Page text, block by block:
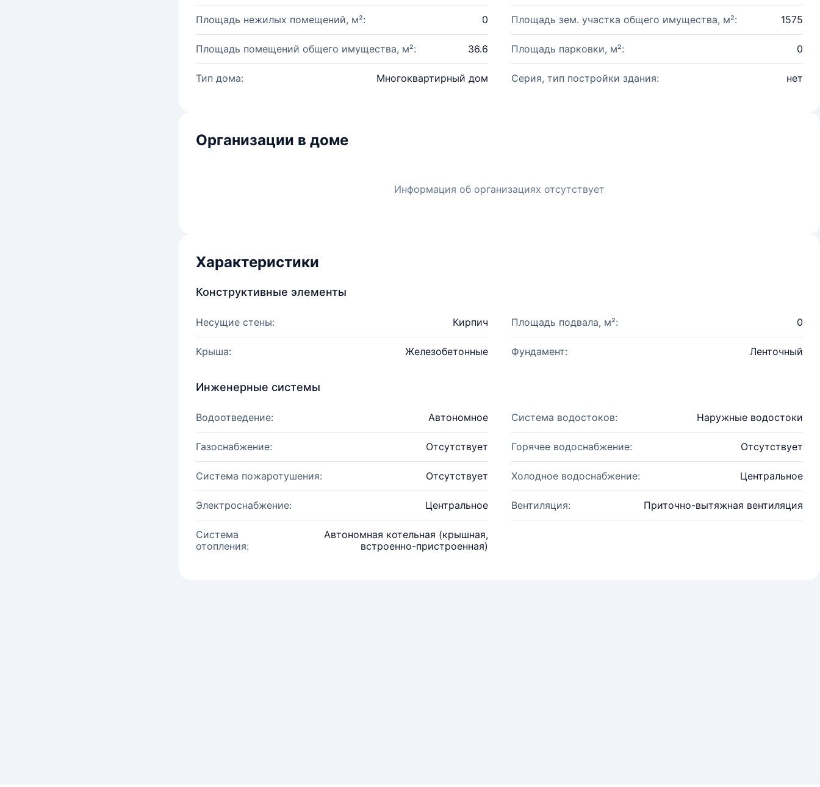
Площадь нежилых помещений, м²: 0 Площадь зем. участка общего имущества, м²: 1575
Площадь помещений общего имущества, м²: 36.6 Площадь парковки, м²: 0
Тип дома: Многоквартирный дом Серия, тип постройки здания: нет
Организации в доме
Информация об организациях отсутствует
Характеристики
Конструктивные элементы
Несущие стены: Кирпич Площадь подвала, м²: 0
Крыша: Железобетонные Фундамент: Ленточный
Инженерные системы
Водоотведение: Автономное Система водостоков: Наружные водостоки
Газоснабжение: Отсутствует Горячее водоснабжение: Отсутствует
Система пожаротушения: Отсутствует Холодное водоснабжение: Центральное
Электроснабжение: Центральное Вентиляция: Приточно-вытяжная вентиляция
Система
отопления:
Автономная котельная (крышная,
встроенно-пристроенная)